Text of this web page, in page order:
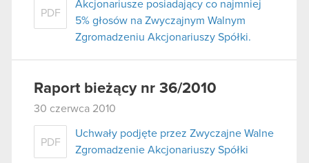
PDF
Akcjonariusze posiadający co najmniej
5% głosów na Zwyczajnym Walnym
Zgromadzeniu Akcjonariuszy Spółki.
Raport bieżący nr 36/2010
30 czerwca 2010
PDF
Uchwały podjęte przez Zwyczajne Walne
Zgromadzenie Akcjonariuszy Spółki